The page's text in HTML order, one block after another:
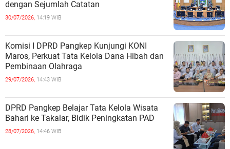
dengan Sejumlah Catatan
30/07/2026, 14:19 WIB
Komisi I DPRD Pangkep Kunjungi KONI
Maros, Perkuat Tata Kelola Dana Hibah dan
Pembinaan Olahraga
29/07/2026, 14:43 WIB
DPRD Pangkep Belajar Tata Kelola Wisata
Bahari ke Takalar, Bidik Peningkatan PAD
28/07/2026, 14:46 WIB